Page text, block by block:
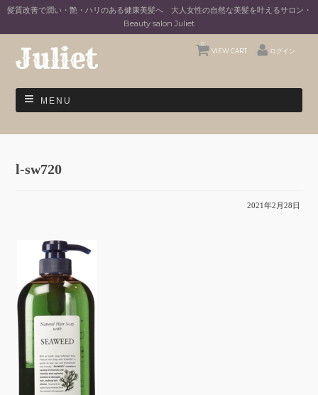
髪質改善で潤い・艶・ハリのある健康美髪へ 大人女性の自然な美髪を叶えるサロン・
Beauty salon Juliet
VIEW CART
0
ログイン
MENU
l-sw720
2021年2月28日